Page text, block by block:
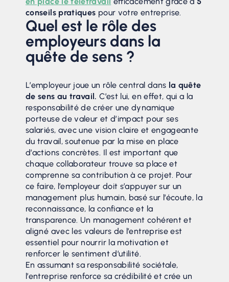
conseils pratiques pour votre entreprise.
Quel est le rôle des
employeurs dans la
quête de sens ?
L’employeur joue un rôle central dans la quête
de sens au travail. C’est lui, en effet, qui a la
responsabilité de créer une dynamique
porteuse de valeur et d’impact pour ses
salariés, avec une vision claire et engageante
du travail, soutenue par la mise en place
d’actions concrètes. Il est important que
chaque collaborateur trouve sa place et
comprenne sa contribution à ce projet. Pour
ce faire, l’employeur doit s’appuyer sur un
management plus humain, basé sur l’écoute, la
reconnaissance, la confiance et la
transparence. Un management cohérent et
aligné avec les valeurs de l’entreprise est
essentiel pour nourrir la motivation et
renforcer le sentiment d’utilité.
En assumant sa responsabilité sociétale,
l’entreprise renforce sa crédibilité et crée un